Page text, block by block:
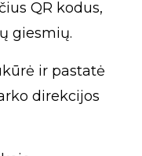
QR kodus,
giesmių.
ir pastatė
direkcijos